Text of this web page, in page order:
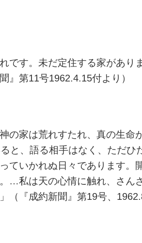
す。未だ定住する家があり
』第11号1962.4.15付より）
家は荒れすたれ、真の生命
と、語る相手はなく、ただひ
ていかれぬ日々であります。
…私は天の心情に触れ、さ
『成約新聞』第19号、